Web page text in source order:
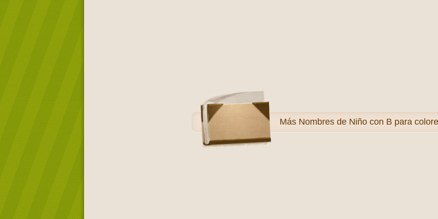
Más Nombres de Niño con B para